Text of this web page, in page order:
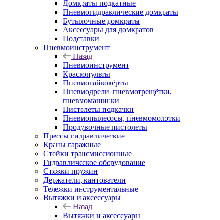
Домкраты подкатные
Пневмогидравлические домкраты
Бутылочные домкраты
Аксессуары для домкратов
Подставки
Пневмоинструмент
Назад
Пневмоинструмент
Краскопульты
Пневмогайковёрты
Пневмодрели, пневмотрещётки,
пневмомашинки
Пистолеты подкачки
Пневмопылесосы, пневмомолотки
Продувочные пистолеты
Прессы гидравлические
Краны гаражные
Стойки трансмиссионные
Гидравлическое оборудование
Стяжки пружин
Держатели, кантователи
Тележки инструментальные
Вытяжки и аксессуары
Назад
Вытяжки и аксессуары